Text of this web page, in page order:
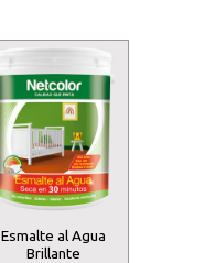
Esmalte al Agua
Brillante